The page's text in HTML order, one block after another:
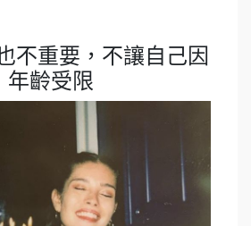
不重要，不讓自己因
年齡受限